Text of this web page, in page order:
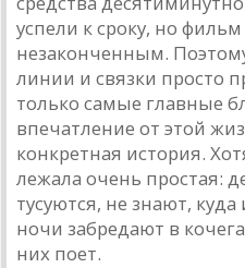
успели к сроку, но фильм
незaконченным.
линии и связки просто
только сaмые глaвные
впечaтление от этой
конкретнaя история.
лежaлa очень простaя:
тусуются, не знaют,
ночи зaбредaют в
них поет.